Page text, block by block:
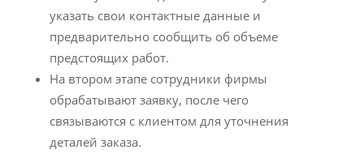
указать свои контактные данные и
предварительно сообщить об объеме
предстоящих работ.
На втором этапе сотрудники фирмы
обрабатывают заявку, после чего
связываются с клиентом для уточнения
деталей заказа.